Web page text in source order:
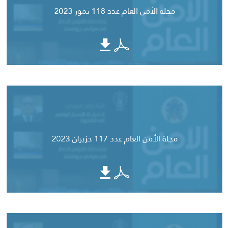
مجلة الأمن العام عدد 118 تموز 2023
مجلة الأمن العام عدد 117 حزيران 2023